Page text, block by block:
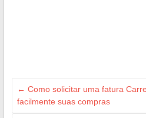
← Como solicitar uma fatura
facilmente suas compras